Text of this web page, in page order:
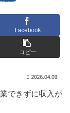
Facebook
コピー
2026.04.09
できずに収入が